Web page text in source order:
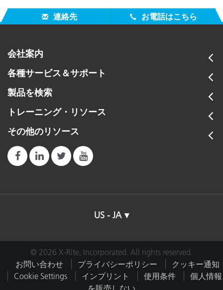
750W 昼光ハロゲンランプ
詳細を表示
連絡先 お電話はこちら
会社案内
各種サービス＆サポート
製品を検索
トレーニング・リソース
その他のリソース
US - JA
© 2026 X-Rite, Incorporated. All rights reserved.
お問い合わせ
プライバシーポリシー
クッキー通知
Cookie Settings
インプリント 使用条件
個人情報
を販売しない